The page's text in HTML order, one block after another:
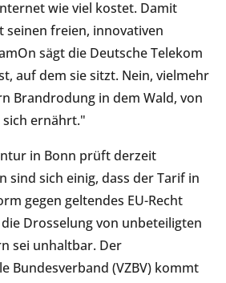
wie viel kostet. Damit
freien, innovativen
sägt die Deutsche Telekom
auf dem sie sitzt. Nein, vielmehr
Brandrodung in dem Wald, von
sich ernährt."
in Bonn prüft derzeit
sind sich einig, dass der Tarif in
gegen geltendes EU-Recht
Drosselung von unbeteiligten
sei unhaltbar. Der
Bundesverband (VZBV) kommt